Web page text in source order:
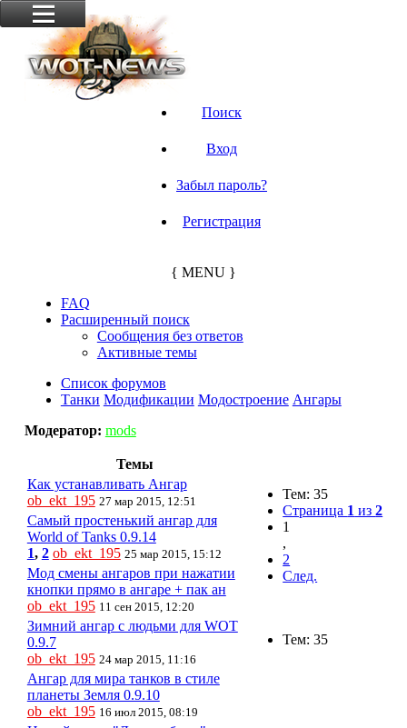
Поиск
Вход
Забыл пароль?
Регистрация
{ MENU }
FAQ
Расширенный поиск
Сообщения без ответов
Активные темы
Список форумов
Танки Модификации Модостроение Ангары
Модератор: mods
Тем: 35
Страница 1 из2
1
,
2
След.
Тем: 35
Темы
Как устанавливать Ангар
ob_ekt_195 27 мар 2015, 12:51
Самый простенький ангар для
World of Tanks 0.9.14
1, 2 ob_ekt_195 25 мар 2015, 15:12
Мод смены ангаров при нажатии
кнопки прямо в ангаре + пак ан
ob_ekt_195 11 сен 2015, 12:20
Зимний ангар с людьми для WOT
0.9.7
ob_ekt_195 24 мар 2015, 11:16
Ангар для мира танков в стиле
планеты Земля 0.9.10
ob_ekt_195 16 июл 2015, 08:19